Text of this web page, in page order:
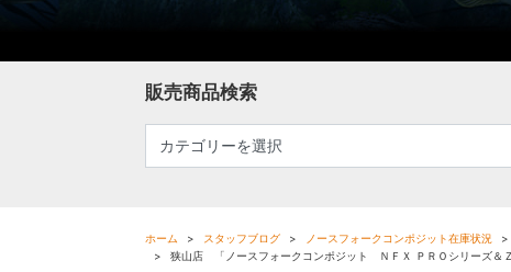
販売商品検索
ホーム スタッフブログ ノースフォークコンポジット在庫状況
狭山店 「ノースフォークコンポジット ＮＦＸ ＰＲＯシリーズ＆